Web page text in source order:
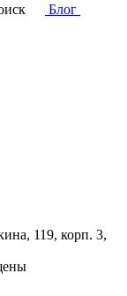
Блог
119, корп. 3,